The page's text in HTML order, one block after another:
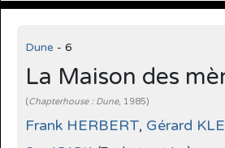
Dune - 6
La Maison des
(Chapterhouse : Dune, 1985)
Frank HERBERT, Gérard